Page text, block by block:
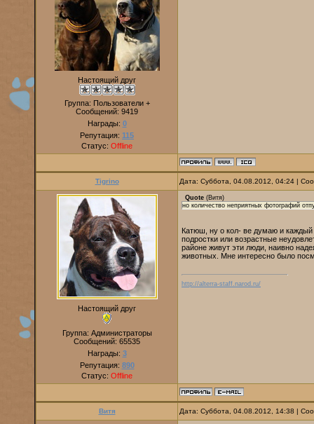
Настоящий друг
Группа: Пользователи +
Сообщений: 9419
Награды: 0
Репутация: 115
Статус: Offline
Tigrino Дата: Суббота, 04.08.2012, 04:24 |
Настоящий друг
Группа: Администраторы
Сообщений: 65535
Награды: 3
Репутация: 890
Статус: Offline
Quote (Витя)
но количество неприятных фотографий
Катюш, ну о кол- ве думаю и каждый
подростки или возрастные
районе живут эти люди, наивно
животных. Мне интересно было
http://alterra-staff.narod.ru/
Витя Дата: Суббота, 04.08.2012, 14:38 |